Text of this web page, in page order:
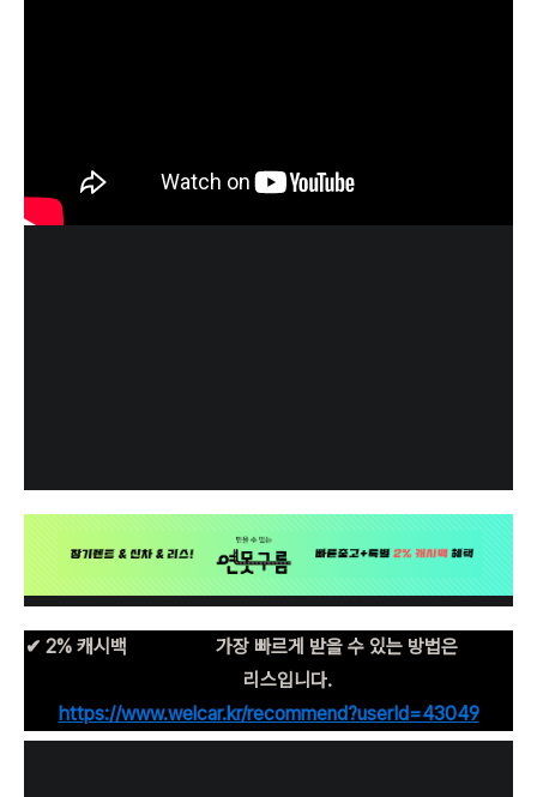
✔ 2% 캐시백 가장 빠르게 받을 수 있는 방법은
리스입니다.
https://www.welcar.kr/recommend?userId=43049